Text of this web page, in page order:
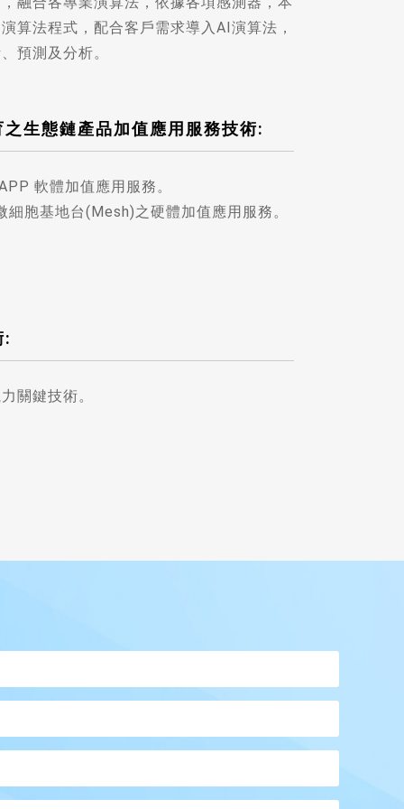
算法程式，配合客戶需求導入AI演算法，
預測及分析。
生態鏈產品加值應用服務技術:
軟體加值應用服務。
胞基地台(Mesh)之硬體加值應用服務。
:
關鍵技術。